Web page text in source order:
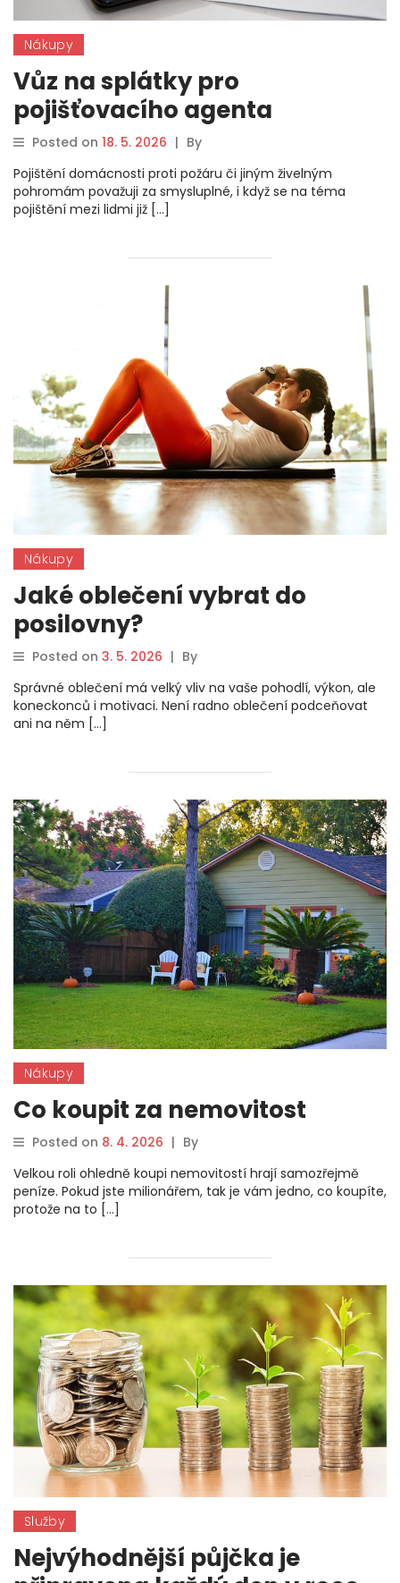
Nákupy
Vůz na splátky pro
pojišťovacího agenta
Posted on 18. 5. 2026 | By
Pojištění domácnosti proti požáru či jiným živelným
pohromám považuji za smysluplné, i když se na téma
pojištění mezi lidmi již […]
Nákupy
Jaké oblečení vybrat do
posilovny?
Posted on 3. 5. 2026 | By
Správné oblečení má velký vliv na vaše pohodlí, výkon, ale
koneckonců i motivaci. Není radno oblečení podceňovat
ani na něm […]
Nákupy
Co koupit za nemovitost
Posted on 8. 4. 2026 | By
Velkou roli ohledně koupi nemovitostí hrají samozřejmě
peníze. Pokud jste milionářem, tak je vám jedno, co koupíte,
protože na to […]
Služby
Nejvýhodnější půjčka je